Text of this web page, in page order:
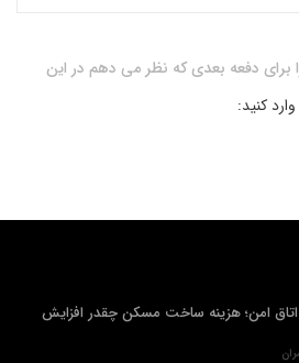
برای دفعه بعدی که نظر می دهم در این
کنید:
اتاق امن؛ هزینه ساخت مسکن چقدر افزایش